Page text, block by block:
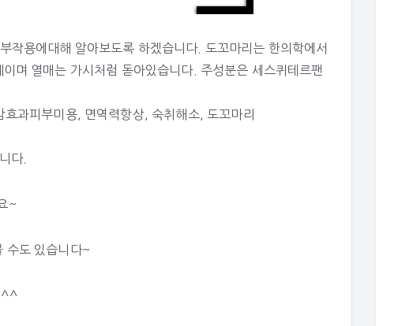
작용에대해 알아보도록 하겠습니다. 도꼬마리는 한의학에서
며 열매는 가시처럼 돋아있습니다. 주성분은 세스퀴테르팬
효과피부미용, 면역력항상, 숙취해소
도꼬마리
다.
~
수도 있습니다~